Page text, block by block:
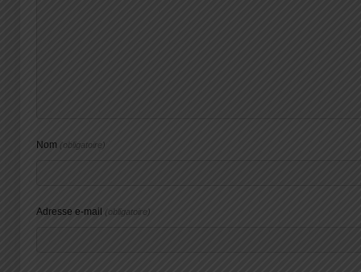
Nom (obligatoire)
Adresse e-mail (obligatoire)